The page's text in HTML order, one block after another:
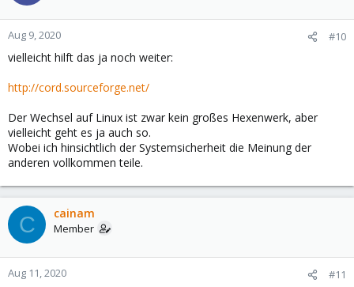
o
n
:
Aug 9, 2020 #10
vielleicht hilft das ja noch weiter:
http://cord.sourceforge.net/
Der Wechsel auf Linux ist zwar kein großes Hexenwerk, aber
vielleicht geht es ja auch so.
Wobei ich hinsichtlich der Systemsicherheit die Meinung der
anderen vollkommen teile.
C cainam
Member
Aug 11, 2020 #11